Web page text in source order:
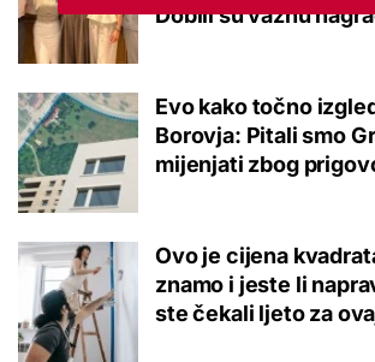
Dobili su važnu
Evo kako točno
Borovja: Pitali smo
mijenjati zbog
Ovo je cijena
znamo i jeste li
ste čekali ljeto za